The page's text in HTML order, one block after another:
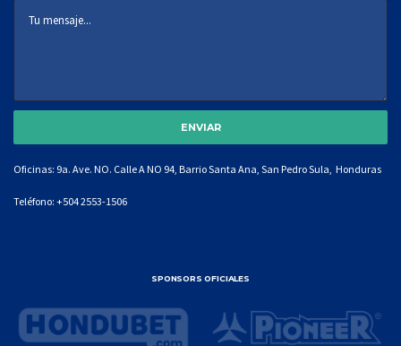
Oficinas: 9a. Ave. NO. Calle A NO 94, Barrio Santa Ana, San Pedro Sula, Honduras
Teléfono: +504 2553-1506
SPONSORS OFICIALES